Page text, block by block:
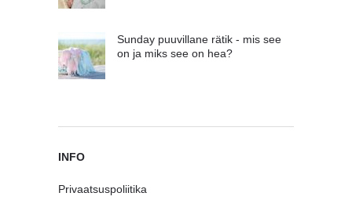
Sunday puuvillane rätik - mis see
on ja miks see on hea?
INFO
Privaatsuspoliitika